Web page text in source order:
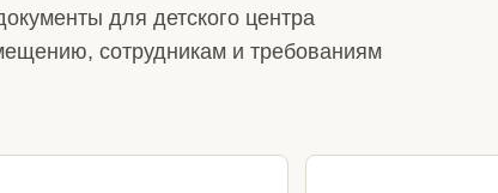
для детского центра
сотрудникам и требованиям